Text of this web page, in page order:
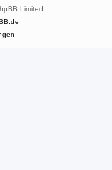
Limited